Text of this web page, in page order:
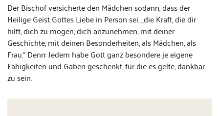
Der Bischof versicherte den Mädchen sodann, dass der
Heilige Geist Gottes Liebe in Person sei, „die Kraft, die dir
hilft, dich zu mögen, dich anzunehmen, mit deiner
Geschichte, mit deinen Besonderheiten, als Mädchen, als
Frau.“ Denn: Jedem habe Gott ganz besondere je eigene
Fähigkeiten und Gaben geschenkt, für die es gelte, dankbar
zu sein.